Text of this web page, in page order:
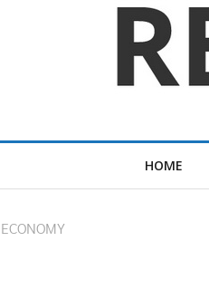
HOME
ECONOMY